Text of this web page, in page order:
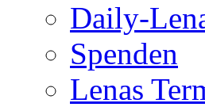
Daily-
Spenden
Lenas